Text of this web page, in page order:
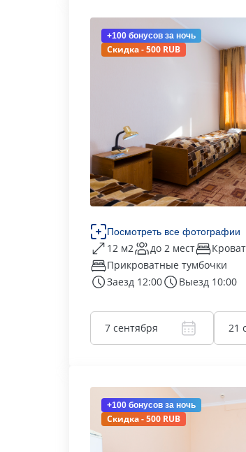
+100 бонусов за ночь
Скидка - 500 RUB
Посмотреть все фотографии
12 м2 до 2 мест
Прикроватные тумбочки
Заезд 12:00
Выезд 10:00
7 сентября 21
+100 бонусов за ночь
Скидка - 500 RUB